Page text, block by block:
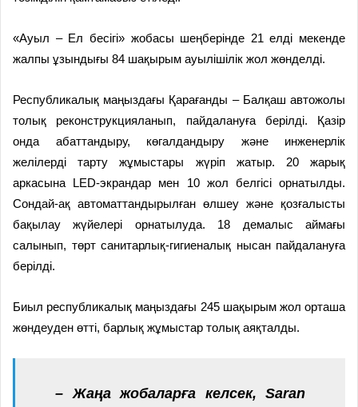
«Ауыл – Ел бесігі» жобасы шеңберінде 21 елді мекенде
жалпы ұзындығы 84 шақырым ауылішілік жол жөнделді.
Республикалық маңыздағы Қарағанды – Балқаш автожолы
толық реконструкцияланып, пайдалануға берілді. Қазір
онда абаттандыру, көгалдандыру және инженерлік
желілерді тарту жұмыстары жүріп жатыр. 20 жарық
аркасына LED-экрандар мен 10 жол белгісі орнатылды.
Сондай-ақ автоматтандырылған өлшеу және қозғалысты
бақылау жүйелері орнатылуда. 18 демалыс аймағы
салынып, төрт санитарлық-гигиеналық нысан пайдалануға
берілді.
Биыл республикалық маңыздағы 245 шақырым жол орташа
жөндеуден өтті, барлық жұмыстар толық аяқталды.
– Жаңа жобаларға келсек, Saran